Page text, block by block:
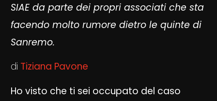
SIAE da parte dei propri associati che sta
facendo molto rumore dietro le quinte di
Sanremo.
di Tiziana Pavone
Ho visto che ti sei occupato del caso